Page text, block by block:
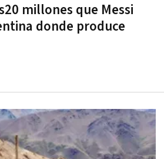
millones que Messi
donde produce